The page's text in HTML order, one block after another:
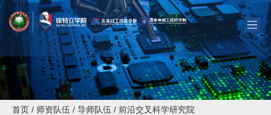
首页 / 师资队伍 / 导师队伍 / 前沿交叉科学研究院